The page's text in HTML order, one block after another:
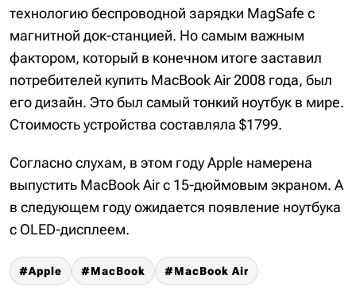
технологию беспроводной зарядки MagSafe с
магнитной док-станцией. Но самым важным
фактором, который в конечном итоге заставил
потребителей купить MacBook Air 2008 года, был
его дизайн. Это был самый тонкий ноутбук в мире.
Стоимость устройства составляла $1799.
Согласно слухам, в этом году Apple намерена
выпустить MacBook Air с 15-дюймовым экраном. А
в следующем году ожидается появление ноутбука
с OLED-дисплеем.
Apple MacBook MacBook Air